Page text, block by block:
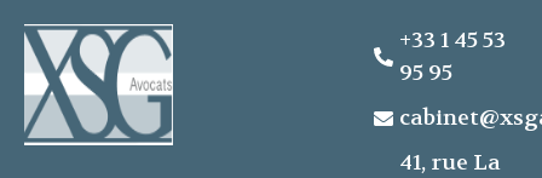
+33 1 45 53
95 95
41, rue La